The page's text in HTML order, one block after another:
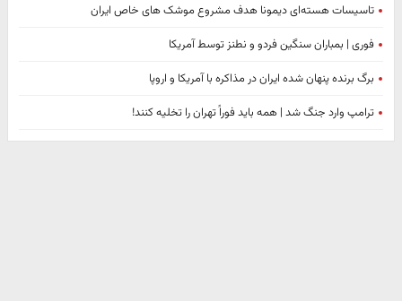
تاسیسات هسته‌ای دیمونا هدف مشروع موشک های خاص ایران
فوری | بمباران سنگین فردو و نطنز توسط آمریکا
برگ برنده پنهان شده ایران در مذاکره با آمریکا و اروپا
ترامپ وارد جنگ شد | همه باید فوراً تهران را تخلیه کنند!